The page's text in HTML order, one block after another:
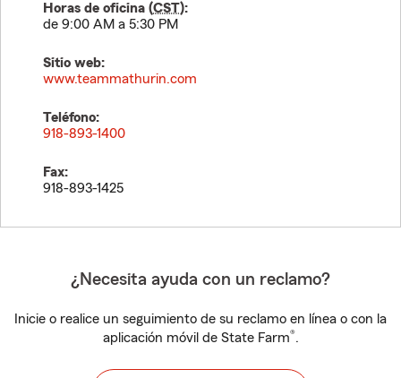
Horas de oficina (CST):
de 9:00 AM a 5:30 PM
Sitio web:
www.teammathurin.com
Teléfono:
918-893-1400
Fax:
918-893-1425
¿Necesita ayuda con un reclamo?
Inicie o realice un seguimiento de su reclamo en línea o con la
aplicación móvil de State Farm®.